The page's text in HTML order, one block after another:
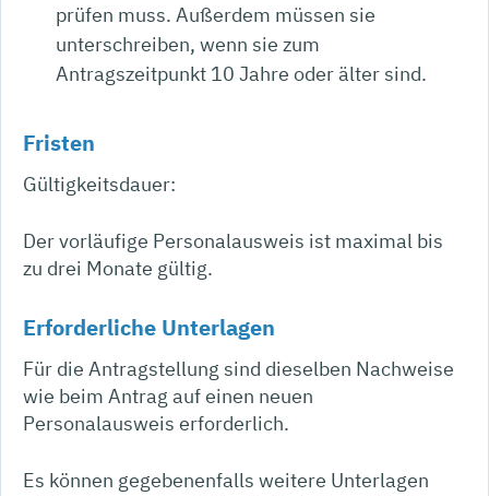
prüfen muss. Außerdem müssen sie
unterschreiben, wenn sie zum
Antragszeitpunkt 10 Jahre oder älter sind.
Fristen
Gültigkeitsdauer:
Dervorläufige Personalausweis ist maximal bis
zu drei Monate gültig.
Erforderliche Unterlagen
Für die Antragstellung sind dieselben Nachweise
wie beim Antrag auf einen neuen
Personalausweis erforderlich.
Es können gegebenenfalls weitere Unterlagen